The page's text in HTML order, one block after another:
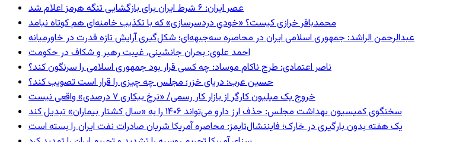
عصر ایران: ۶ شرط ایران برای بازگشایی تنگه هرمز اعلام شد
محمدباقر خرازی کیست؟ «خودیِ دردسرسازی» که با تکذیب خامنه‌ای هم کوتاه نیامد
عبدالرحمن الراشد: جمهوری اسلامی ایران در محاصره سه‌جبهه‌ای؛ شکل‌گیری آرایش تازه قدرت در خاورمیانه
احمد علوی: بحران جانشینی، غیبت رهبر و شکاف در حکومت
ناصر اعتمادی: طرح ناکام موساد: چه کسی قرار بود جمهوری اسلامی را سرنگون کند؟
حسین عرب: دریای خزر؛ مجلس چه چیزی را قرار است تصویب کند؟
خروج یک میلیون کارگر از بازار کار رسمی/ «نرخ بیکاری ۷ درصدی» واقعی نیست
سخنگوی کمیسیون بهداشت مجلس: حذف ارز دارو می‌تواند ۱۴۰۶ را به «سال کشتار بیماران» تبدیل کند
یک هفته بدون بارگیری در خارک؛ فایننشال‌تایمز: محاصره آمریکا شریان صادرات نفت ایران را بسته است